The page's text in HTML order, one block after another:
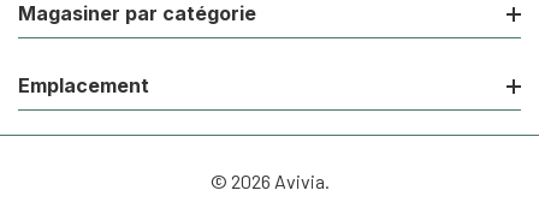
Magasiner par catégorie
Emplacement
© 2026 Avivia.